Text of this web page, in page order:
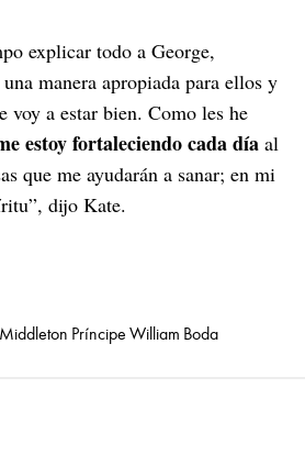
explicar todo a George,
manera apropiada para ellos y
voy a estar bien. Como les he
estoy fortaleciendo cada día al
que me ayudarán a sanar; en mi
dijo Kate.
Príncipe William Boda